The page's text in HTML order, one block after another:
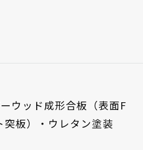
ウッド成形合板（表面F
突板）・ウレタン塗装